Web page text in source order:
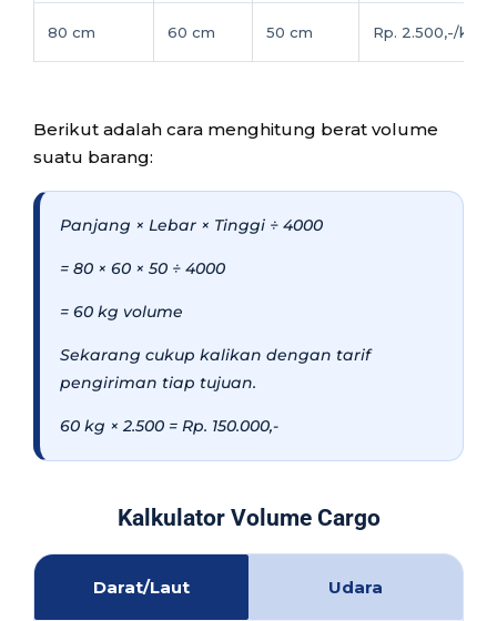
80 cm 60 cm 50 cm Rp. 2.500,-/kg
Berikut adalah cara menghitung berat volume
suatu barang:
Panjang × Lebar × Tinggi ÷ 4000
= 80 × 60 × 50 ÷ 4000
= 60 kg volume
Sekarang cukup kalikan dengan tarif
pengiriman tiap tujuan.
60 kg × 2.500 = Rp. 150.000,-
Kalkulator Volume Cargo
Darat/Laut Udara